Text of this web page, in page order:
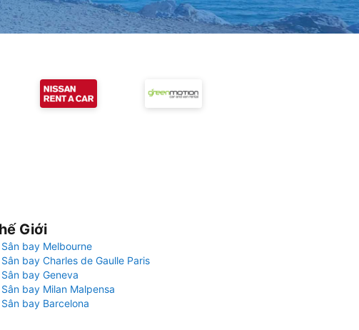
Giới
Sân bay Melbourne
Sân bay Charles de Gaulle Paris
Sân bay Geneva
Sân bay Milan Malpensa
Sân bay Barcelona